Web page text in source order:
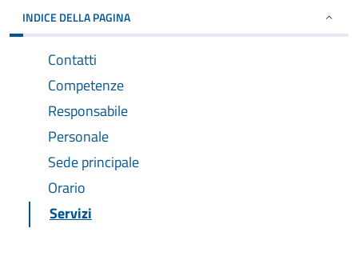
INDICE DELLA PAGINA
Contatti
Competenze
Responsabile
Personale
Sede principale
Orario
Servizi